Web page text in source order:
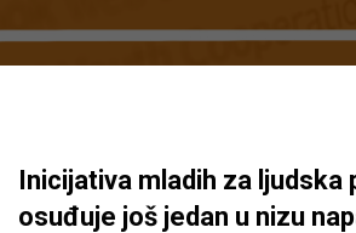
Inicijativa mladih za ljudska
osuđuje još jedan u nizu